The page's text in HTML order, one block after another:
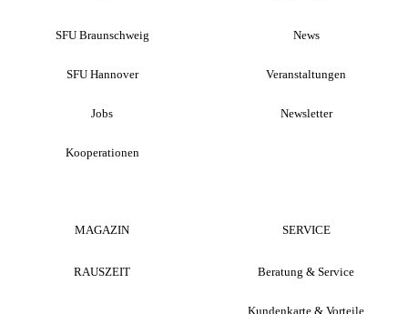
SFU Braunschweig
SFU Hannover
Jobs
Kooperationen
News
Veranstaltungen
Newsletter
MAGAZIN
RAUSZEIT
SERVICE
Beratung & Service
Kundenkarte & Vorteile